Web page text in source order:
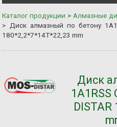
Каталог продукции > Алмазные
> Диск алмазный по бетону
180*2,2*7*14Т*22,23 mm
Диск
1A1RSS